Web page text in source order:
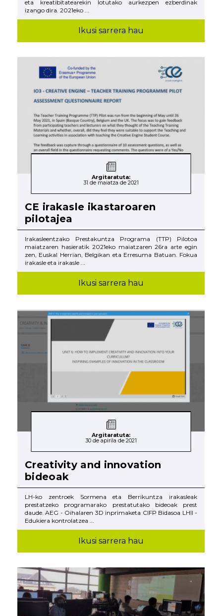
eta kreatibitatearekin lotutako aurkezpen ezberdinak
izango dira. 2021eko ...
Ikusi sarrera hau
Argitaratuta:
31 de maiatza de 2021
CE irakasle ikastaroaren
pilotajea
Irakasleentzako Prestakuntza Programa (TTP) Pilotoa
maiatzaren hasieratik 2021eko maiatzaren 26ra arte egin
zen, Euskal Herrian, Belgikan eta Erresuma Batuan. Fokua
irakasle eta irakasle ...
Ikusi sarrera hau
Argitaratuta:
30 de apirila de 2021
Creativity and innovation
bideoak
LH-ko zentroek Sormena eta Berrikuntza irakasleak
prestatzeko programarako prestatutako bideoak prest
daude. AEG - Oihalaren 3D inprimaketa CIFP Bidasoa LHII -
Edukiera kontrolatzea ...
Ikusi sarrera hau